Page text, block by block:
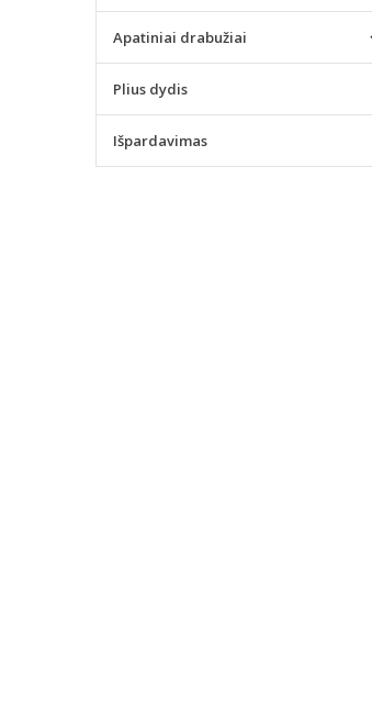
Apatiniai drabužiai
Plius dydis
Išpardavimas